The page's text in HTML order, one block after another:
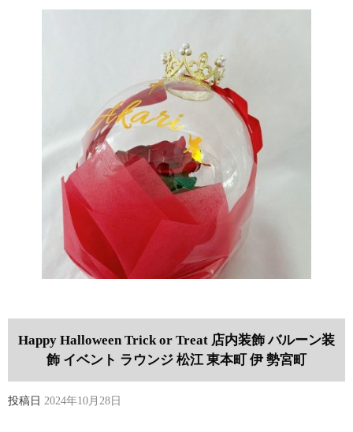
Happy Halloween Trick or Treat 店内装飾 バルーン装
飾 イベント ラウンジ 松江 東本町 伊 勢宮町
投稿日 2024年10月28日